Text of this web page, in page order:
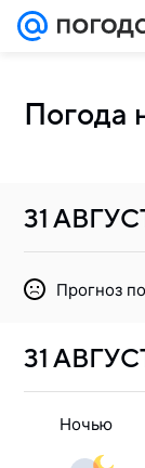
Погода
31
Прогноз
31
Ночью